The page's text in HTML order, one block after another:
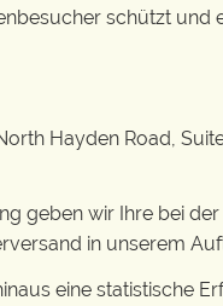
schützt und
Hayden Road,
geben wir Ihre bei
in unserem
eine statistische